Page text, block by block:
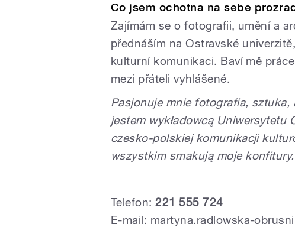
Co jsem ochotna na sebe
Zajímám se o fotografii, umění a
přednáším na Ostravské
kulturní komunikaci. Baví mě
mezi přáteli vyhlášené.
Pasjonuje mnie fotografia,
jestem wykładowcą Uniwersytetu
czesko-polskiej komunikacji
wszystkim smakują moje konfitury.
Telefon:221 555 724
E-mail: martyna.radlowska-